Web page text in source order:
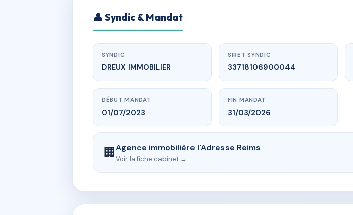
👤 Syndic & Mandat
SYNDIC
DREUX IMMOBILIER
SIRET SYNDIC
33718106900044
DÉBUT MANDAT
01/07/2023
FIN MANDAT
31/03/2026
🏢Agence immobilière l'Adresse Reims
Voir la fiche cabinet →